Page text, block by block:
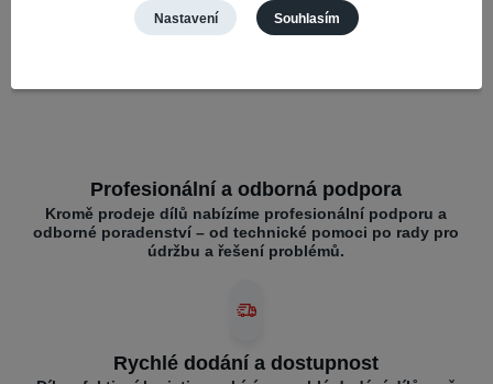
Široký výběr a kompatibilita
Profesionální a odborná podpora
Kromě prodeje dílů nabízíme profesionální podporu a
odborné poradenství – od technické pomoci po rady pro
údržbu a řešení problémů.
Rychlé dodání a dostupnost
Nastavení Souhlasím